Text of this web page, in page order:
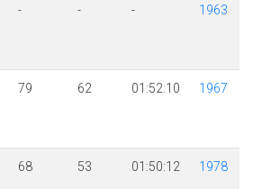
- - - 1963
79 62 01:52:10 1967
68 53 01:50:12 1978